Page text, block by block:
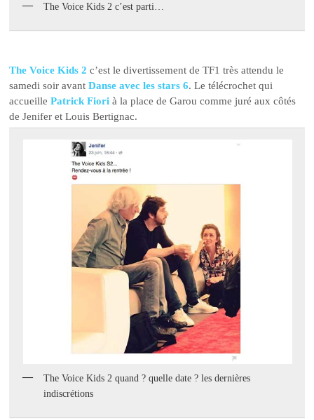
The Voice Kids 2 c’est parti…
The Voice Kids 2 c’est le divertissement de TF1 très attendu le
samedi soir avantDanse avec les stars 6. Le télécrochet qui
accueillePatrick Fiori à la place de Garou comme juré aux côtés
de Jenifer et Louis Bertignac.
The Voice Kids 2 quand ? quelle date ? les dernières
indiscrétions